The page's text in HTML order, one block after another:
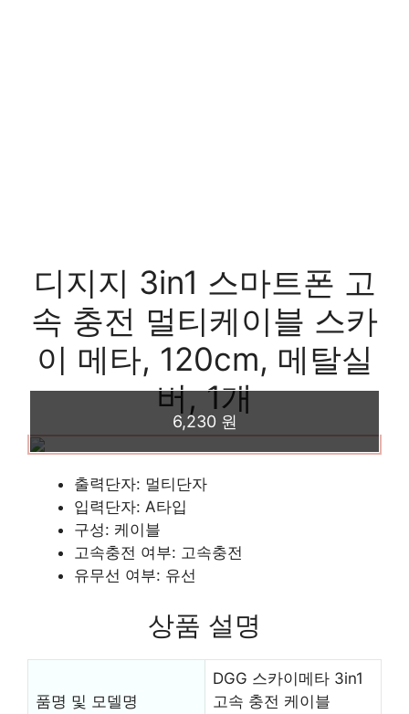
디지지 3in1 스마트폰 고
속 충전 멀티케이블 스카
이 메타, 120cm, 메탈실
버, 1개
6,230 원
출력단자: 멀티단자
입력단자: A타입
구성: 케이블
고속충전 여부: 고속충전
유무선 여부: 유선
상품 설명
품명 및 모델명
DGG 스카이메타 3in1
고속 충전 케이블